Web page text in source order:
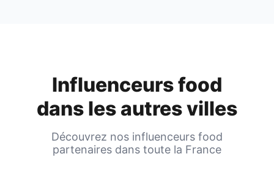
Influenceurs food
dans les autres villes
Découvrez nos influenceurs food
partenaires dans toute la France